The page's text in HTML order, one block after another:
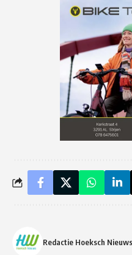
Redactie Hoeksch Nieuws